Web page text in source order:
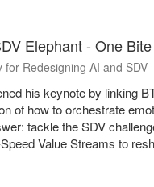
Elephant - One
for Redesigning AI and SDV
his keynote by linking
of how to orchestrate
tackle the SDV
Value Streams to